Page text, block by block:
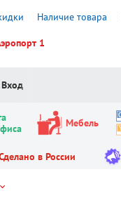
Наличие товара
1
Вход
Мебель
в России